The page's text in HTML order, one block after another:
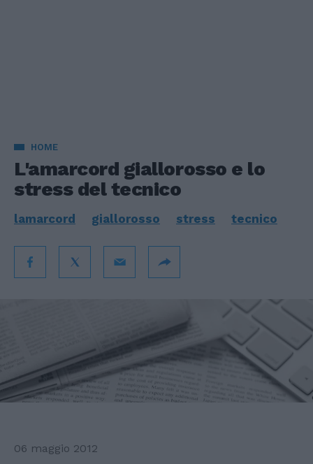
HOME
L'amarcord giallorosso e lo
stress del tecnico
lamarcord giallorosso stress tecnico
06 maggio 2012